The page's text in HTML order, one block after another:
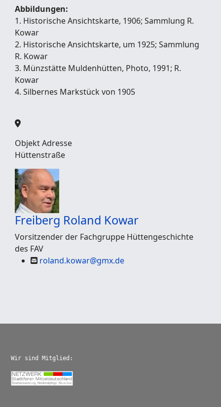
Abbildungen:
1. Historische Ansichtskarte, 1906; Sammlung R.
Kowar
2. Historische Ansichtskarte, um 1925; Sammlung
R. Kowar
3. Münzstätte Muldenhütten, Photo, 1991; R.
Kowar
4. Silbernes Markstück von 1905
Objekt Adresse
Hüttenstraße
Freiberg Roland Kowar
Vorsitzender der Fachgruppe Hüttengeschichte
des FAV
roland.kowar@gmx.de
Wir sind Mitglied: